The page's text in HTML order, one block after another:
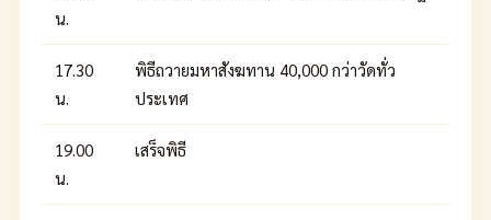
น.
17.30
น.
พิธีถวายมหาสังฆทาน 40,000 กว่าวัดทั่ว
ประเทศ
19.00
น.
เสร็จพิธี